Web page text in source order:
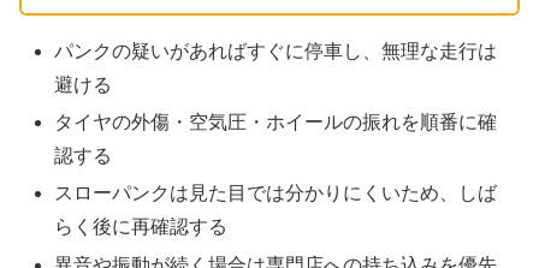
パンクの疑いがあればすぐに停車し、無理な走行は
避ける
タイヤの外傷・空気圧・ホイールの振れを順番に確
認する
スローパンクは見た目では分かりにくいため、しば
らく後に再確認する